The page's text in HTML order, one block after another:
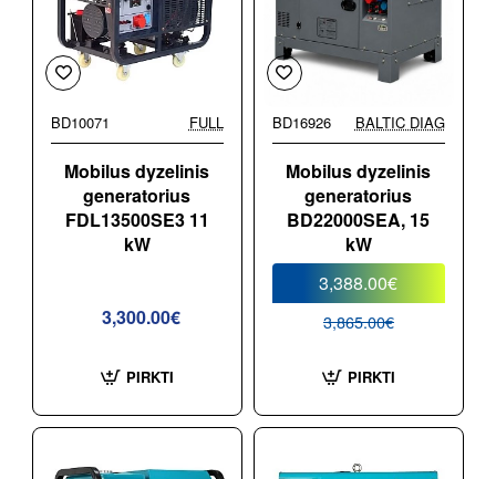
BD10071 FULL
Mobilus dyzelinis
generatorius
FDL13500SE3 11
kW
3,300.00€
PIRKTI
-12%
BD16926 BALTIC DIAG
Mobilus dyzelinis
generatorius
BD22000SEA, 15
kW
3,388.00€
3,865.00€
PIRKTI